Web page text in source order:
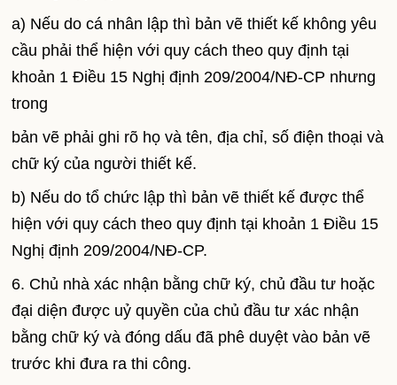
a) Nếu do cá nhân lập thì bản vẽ thiết kế không yêu
cầu phải thể hiện với quy cách theo quy định tại
khoản 1 Điều 15 Nghị định 209/2004/NĐ-CP nhưng
trong
bản vẽ phải ghi rõ họ và tên, địa chỉ, số điện thoại và
chữ ký của người thiết kế.
b) Nếu do tổ chức lập thì bản vẽ thiết kế được thể
hiện với quy cách theo quy định tại khoản 1 Điều 15
Nghị định 209/2004/NĐ-CP.
6. Chủ nhà xác nhận bằng chữ ký, chủ đầu tư hoặc
đại diện được uỷ quyền của chủ đầu tư xác nhận
bằng chữ ký và đóng dấu đã phê duyệt vào bản vẽ
trước khi đưa ra thi công.